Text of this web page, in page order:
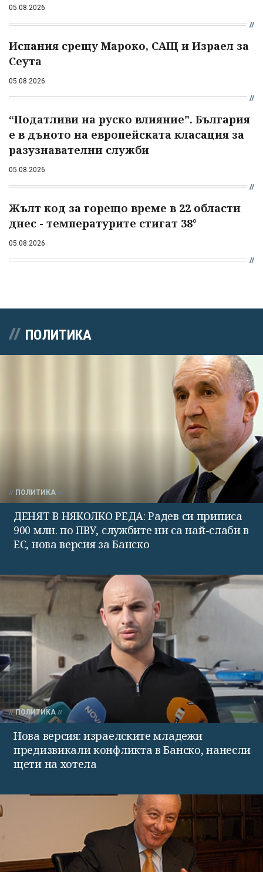
05.08.2026
Испания срещу Мароко, САЩ и Израел за
Сеута
05.08.2026
“Податливи на руско влияние". България
е в дъното на европейската класация за
разузнавателни служби
05.08.2026
Жълт код за горещо време в 22 области
днес - температурите стигат 38°
05.08.2026
ПОЛИТИКА
ПОЛИТИКА
ДЕНЯТ В НЯКОЛКО РЕДА: Радев си приписа
900 млн. по ПВУ, службите ни са най-слаби в
ЕС, нова версия за Банско
ПОЛИТИКА
Нова версия: израелските младежи
предизвикали конфликта в Банско, нанесли
щети на хотела